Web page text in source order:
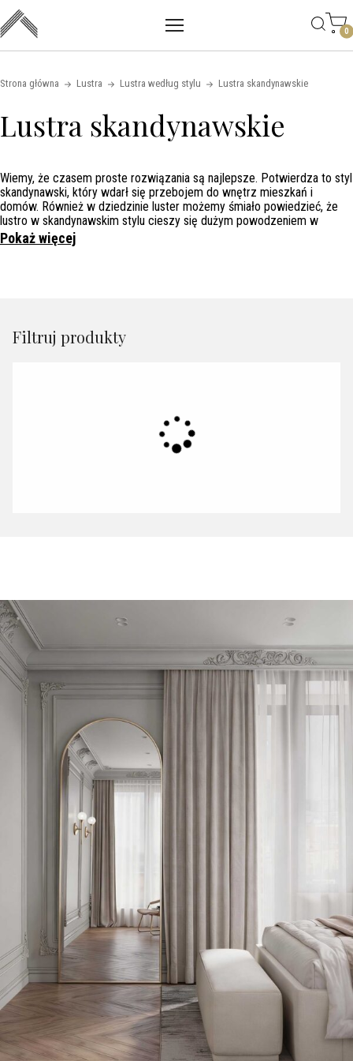
Skip to content
Main mobile navigation
0
Strona główna Lustra Lustra według stylu Lustra skandynawskie
Lustra skandynawskie
Wiemy, że czasem proste rozwiązania są najlepsze. Potwierdza to styl
skandynawski, który wdarł się przebojem do wnętrz mieszkań i
domów. Również w dziedzinie luster możemy śmiało powiedzieć, że
lustro w skandynawskim stylu cieszy się dużym powodzeniem w
naszej ofercie.
Lustra utrzymane w tym trendzie emanują prostą elegancją północnej
Zanurz się w tym stylu i postaw nie tylko na meble skandynawskie.
Sięgnij po inne produkty skandynawskie, które upiększą dom, w tym
Lustra skandynawskie –
połączenie stylu
skandynawskiego z
przyjemny klimat. To też zapewniamy w naszych lustrzanych
projektach i takie warunki spełniają nasze manufakturowe lustra,
niezależnie, czy jest to lustro skandynawskie okrągłe, czy też stojące.
Lustra w stylu skandynawskim –
prosta elegancja północy
Współczesny styl skandynawski i styl nowoczesny mają wiele
wspólnych cech, takich jak minimalistyczny design, czyste linie i
wykorzystanie naturalnych materiałów. Lustro z rysem skandynawskim
idealnie łączy te elementy, tworząc eleganckie i nowoczesne wnętrza.
Jest to doskonały sposób na stworzenie harmonii między prostotą
północnego minimalizmu a nowoczesnym wyrafinowaniem,
szczególnie w przestrzeniach bardzo użytkowych w domu. Można
śmiało powiedzieć, że wybierając
skandynawski jest idealnym rozwiązaniem. Nieprzerysowana forma w
małej przestrzeni sprawdza się idealnie. Podobną uniwersalność ma
lustro w salonie. Styl skandynawski w salonie to gwarancja relaksu.
W naszej kolekcji znajdziesz również skandynawskie lustro okrągłe z
oświetleniem LED, które dodatkowo podkreśla minimalistyczną
estetykę i funkcjonalność. Oświetlenie LED daje miękkie i przyjemne
światło, idealne do codziennych przygotowań i tworzenia
nastrojowego klimatu w pomieszczeniu.
Niezależnie czy wybierzesz lustro podświetlane, czy bez
podświetlenia, w naszej manufakturze możesz liczyć na jakość. Przy
produkcji sięgamy po najwyższej jakości szkło belgijskie, jakościowe
podzespoły do luster z podświetleniem, czy wysoko gatunkowe ramy
renomowanych europejskich producentów.
Pokaż więcej
Filtruj produkty